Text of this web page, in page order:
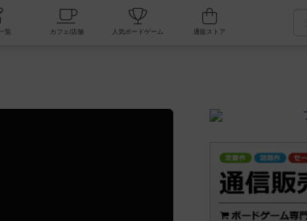
掲示板一覧 カフェ/店舗 人気ボードゲーム